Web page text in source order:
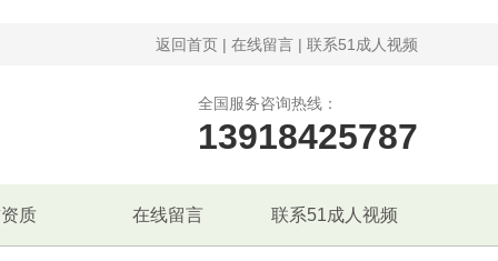
返回首页 | 在线留言 | 联系51成人视频
全国服务咨询热线：
13918425787
质 在线留言 联系51成人视频